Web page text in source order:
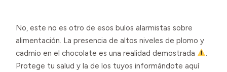
No, este no es otro de esos bulos alarmistas sobre
alimentación. La presencia de altos niveles de plomo y
cadmio en el chocolate es una realidad demostrada
.
Protege tu salud y la de los tuyos informándote aquí